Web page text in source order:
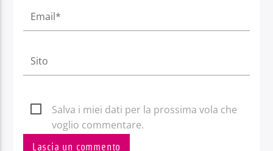
Salva i miei dati per la prossima vola che
voglio commentare.